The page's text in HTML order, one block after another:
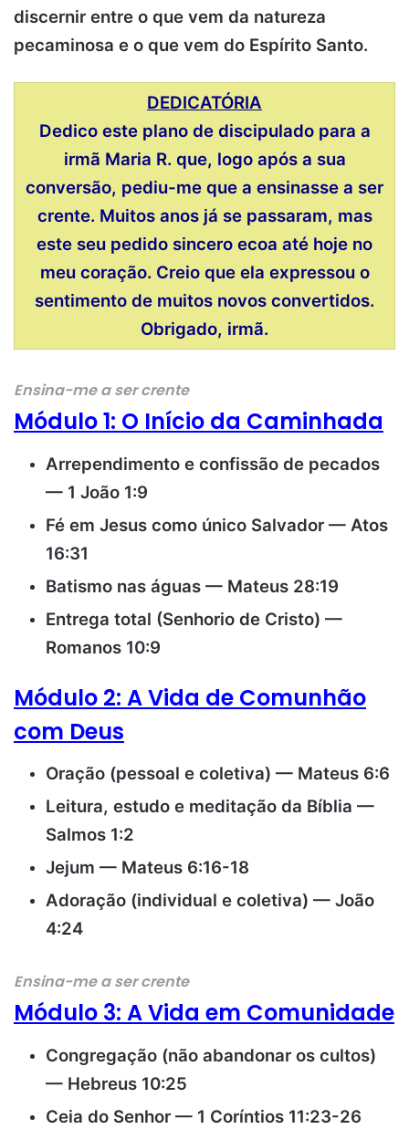
discernir entre o que vem da natureza
pecaminosa e o que vem do Espírito Santo.
DEDICATÓRIA
Dedico este plano de discipulado para a
irmã Maria R. que, logo após a sua
conversão, pediu-me que a ensinasse a ser
crente. Muitos anos já se passaram, mas
este seu pedido sincero ecoa até hoje no
meu coração. Creio que ela expressou o
sentimento de muitos novos convertidos.
Obrigado, irmã.
Ensina-me a ser crente
Módulo 1: O Início da Caminhada
Arrependimento e confissão de pecados
— 1 João 1:9
Fé em Jesus como único Salvador — Atos
16:31
Batismo nas águas — Mateus 28:19
Entrega total (Senhorio de Cristo) —
Romanos 10:9
Módulo 2: A Vida de Comunhão
com Deus
Oração (pessoal e coletiva) — Mateus 6:6
Leitura, estudo e meditação da Bíblia —
Salmos 1:2
Jejum — Mateus 6:16-18
Adoração (individual e coletiva) — João
4:24
Ensina-me a ser crente
Módulo 3: A Vida em Comunidade
Congregação (não abandonar os cultos)
— Hebreus 10:25
Ceia do Senhor — 1 Coríntios 11:23-26